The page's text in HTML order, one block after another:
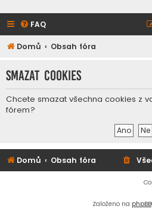
FAQ
Domů Obsah fóra
Smazat cookies
Chcete smazat všechna cookies z
fórem?
Domů Obsah fóra
Založeno na phpBB